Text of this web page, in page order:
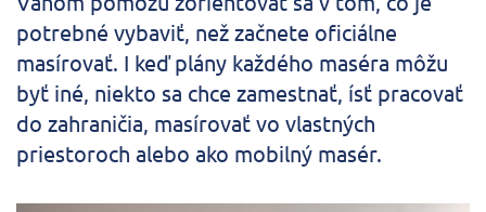
potrebné vybaviť, než začnete oficiálne
masírovať. I keď plány každého maséra môžu
byť iné, niekto sa chce zamestnať, ísť pracovať
do zahraničia, masírovať vo vlastných
priestoroch alebo ako mobilný masér.